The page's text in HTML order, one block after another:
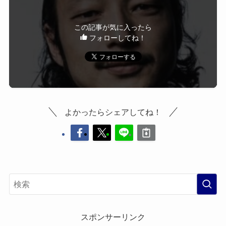
この記事が気に入ったら
フォローしてね！
よかったらシェアしてね！
スポンサーリンク